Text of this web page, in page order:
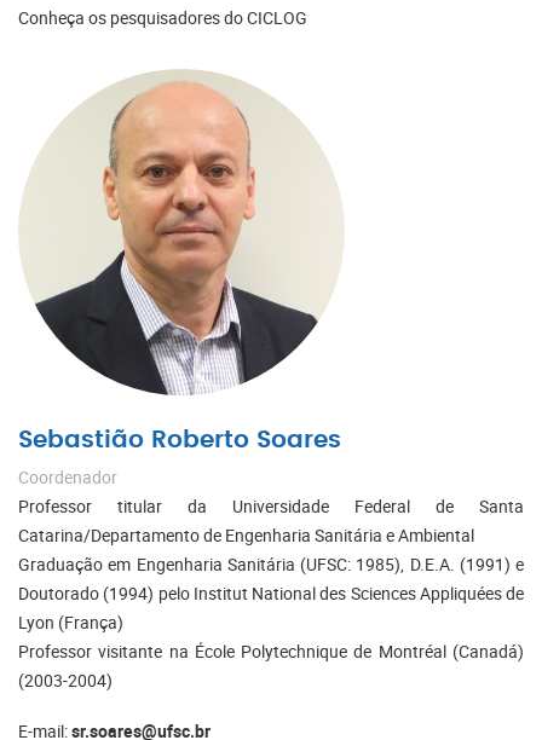
Conheça os pesquisadores do CICLOG
Sebastião Roberto Soares
Coordenador
Professor titular da Universidade Federal de Santa
Catarina/Departamento de Engenharia Sanitária e Ambiental
Graduação em Engenharia Sanitária (UFSC: 1985), D.E.A. (1991) e
Doutorado (1994) pelo Institut National des Sciences Appliquées de
Lyon (França)
Professor visitante na École Polytechnique de Montréal (Canadá)
(2003-2004)
E-mail:sr.soares@ufsc.br